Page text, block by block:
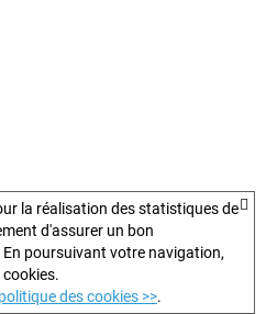
la réalisation des statistiques de
d'assurer un bon
poursuivant votre navigation,
des cookies >>.